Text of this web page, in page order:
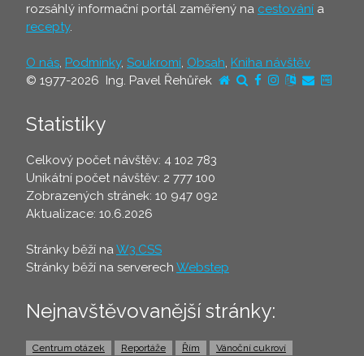
rozsáhlý informační portál zaměřený na cestování a
recepty.
O nás, Podmínky, Soukromí, Obsah, Kniha návštěv
© 1977-2026 Ing. Pavel Řehůřek
Statistiky
Celkový počet návštěv: 4 102 783
Unikátní počet návštěv: 2 777 100
Zobrazených stránek: 10 947 092
Aktualizace: 10.6.2026
Stránky běží naW3.CSS
Stránky běží na serverech Webstep
Nejnavštěvovanější stránky:
Centrum otázek Reportáže Řím Vánoční cukroví